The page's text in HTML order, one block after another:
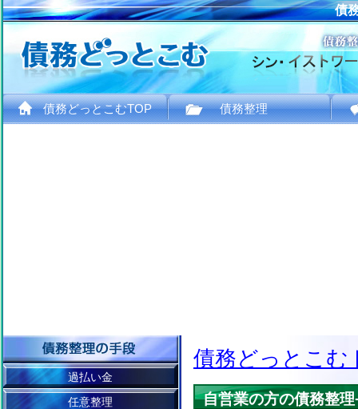
債
債務どっとこむTOP 債務整理
債務どっとこむ
自営業の方の債務整
過払い金
任意整理